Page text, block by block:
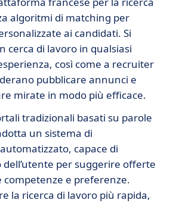
algoritmi di matching per
ai candidati. Si
cerca di lavoro in qualsiasi
così come a recruiter
pubblicare annunci e
mirate in modo più efficace.
tradizionali basati su parole
un sistema di
capace di
per suggerire offerte
competenze e preferenze.
la ricerca di lavoro più rapida,